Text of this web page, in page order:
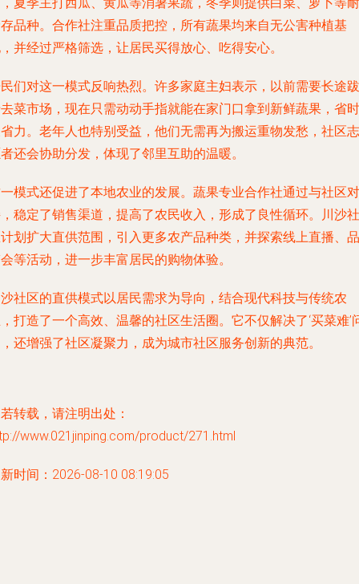
品种。合作社注重品质把控，所有蔬果均来自无公害种植基
并经过严格筛选，让居民买得放心、吃得安心。
们对这一模式反响热烈。许多家庭主妇表示，以前需要长途跋
菜市场，现在只需动动手指就能在家门口拿到新鲜蔬果，省时
力。老年人也特别受益，他们无需再为搬运重物发愁，社区志
还会协助分发，体现了邻里互助的温暖。
模式还促进了本地农业的发展。蔬果专业合作社通过与社区对
稳定了销售渠道，提高了农民收入，形成了良性循环。川沙社
划扩大直供范围，引入更多农产品种类，并探索线上直播、品
等活动，进一步丰富居民的购物体验。
社区的直供模式以居民需求为导向，结合现代科技与传统农
打造了一个高效、温馨的社区生活圈。它不仅解决了‘买菜难’
还增强了社区凝聚力，成为城市社区服务创新的典范。
转载，请注明出处：
www.021jinping.com/product/271.html
时间：2026-08-10 08:19:05